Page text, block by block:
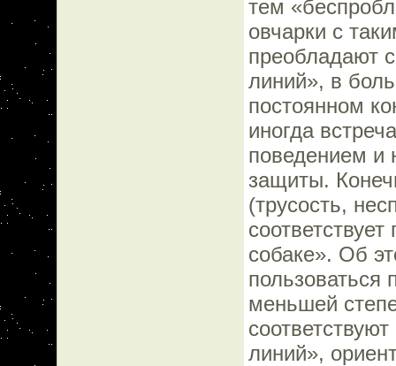
тем
овчарки с
преобладают
линий», в
постоянном
иногда
поведением и
защиты.
(трусость,
собаке». Об
меньшей
линий»,